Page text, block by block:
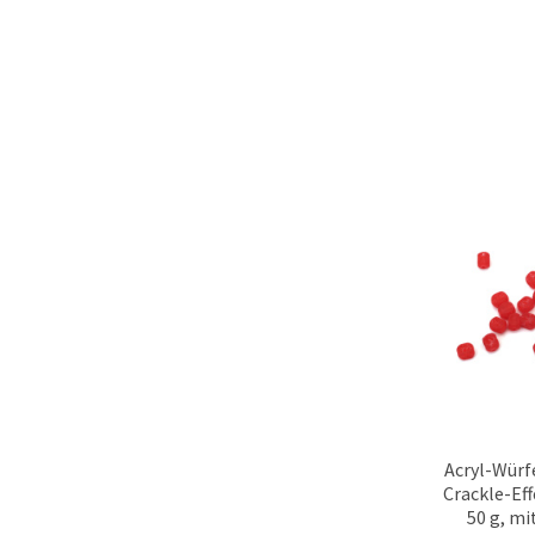
Acryl-
Crackle-
50 g,